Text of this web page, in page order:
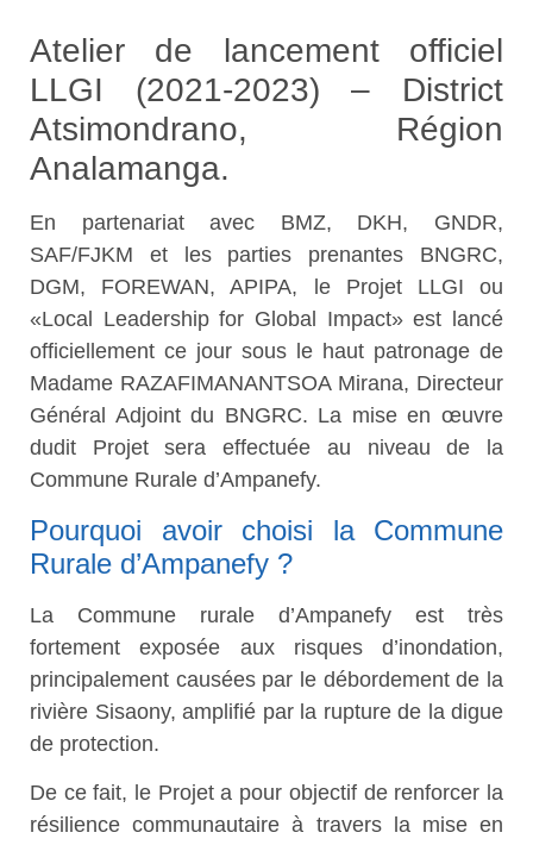
Atelier de lancement officiel
LLGI (2021-2023) – District
Atsimondrano, Région
Analamanga.
En partenariat avec BMZ, DKH, GNDR,
SAF/FJKM et les parties prenantes BNGRC,
DGM, FOREWAN, APIPA, le Projet LLGI ou
«Local Leadership for Global Impact» est lancé
officiellement ce jour sous le haut patronage de
Madame RAZAFIMANANTSOA Mirana, Directeur
Général Adjoint du BNGRC. La mise en œuvre
dudit Projet sera effectuée au niveau de la
Commune Rurale d’Ampanefy.
Pourquoi avoir choisi la Commune
Rurale d’Ampanefy ?
La Commune rurale d’Ampanefy est très
fortement exposée aux risques d’inondation,
principalement causées par le débordement de la
rivière Sisaony, amplifié par la rupture de la digue
de protection.
De ce fait, le Projet a pour objectif de renforcer la
résilience communautaire à travers la mise en